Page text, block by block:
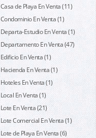
Casa de Playa En Venta (11)
Condominio En Venta (1)
Departa-Estudio En Venta (1)
Departamento En Venta (47)
Edificio En Venta (1)
Hacienda En Venta (1)
Hoteles En Venta (1)
Local En Venta (1)
Lote En Venta (21)
Lote Comercial En Venta (1)
Lote de Playa En Venta (6)